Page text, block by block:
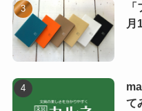
月
て